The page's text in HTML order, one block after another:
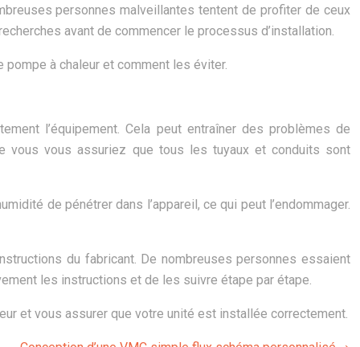
personnes malveillantes tentent de profiter de ceux
avant de commencer le processus d’installation.
à chaleur et comment les éviter.
l’équipement. Cela peut entraîner des problèmes de
vous vous assuriez que tous les tuyaux et conduits sont
de pénétrer dans l’appareil, ce qui peut l’endommager.
du fabricant. De nombreuses personnes essaient
les instructions et de les suivre étape par étape.
et vous assurer que votre unité est installée correctement.